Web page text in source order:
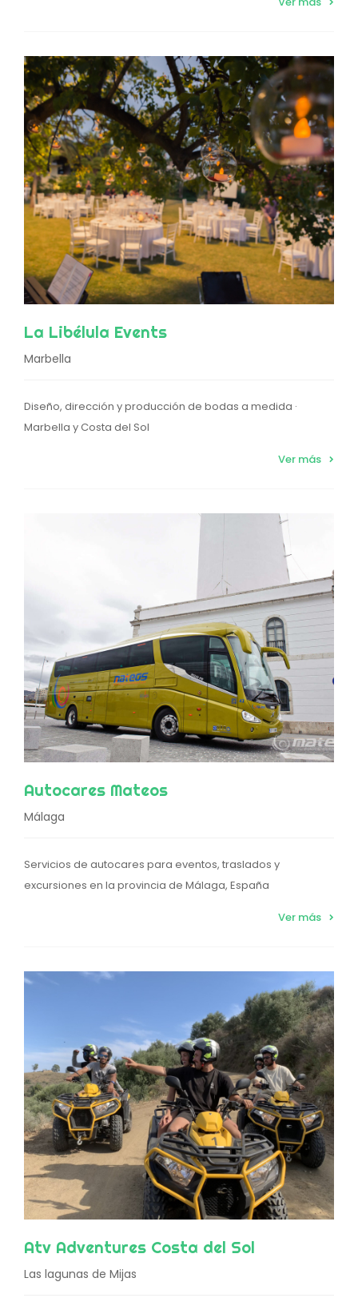
La Libélula Events
Marbella
Diseño, dirección y producción de bodas a medida ·
Marbella y Costa del Sol
Ver más
Autocares Mateos
Málaga
Servicios de autocares para eventos, traslados y
excursiones en la provincia de Málaga, España
Ver más
Atv Adventures Costa del Sol
Las lagunas de Mijas